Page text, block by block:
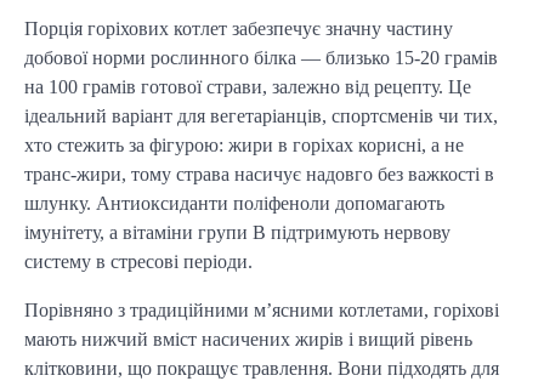
Порція горіхових котлет забезпечує значну частину
добової норми рослинного білка — близько 15-20 грамів
на 100 грамів готової страви, залежно від рецепту. Це
ідеальний варіант для вегетаріанців, спортсменів чи тих,
хто стежить за фігурою: жири в горіхах корисні, а не
транс-жири, тому страва насичує надовго без важкості в
шлунку. Антиоксиданти поліфеноли допомагають
імунітету, а вітаміни групи B підтримують нервову
систему в стресові періоди.
Порівняно з традиційними м’ясними котлетами, горіхові
мають нижчий вміст насичених жирів і вищий рівень
клітковини, що покращує травлення. Вони підходять для